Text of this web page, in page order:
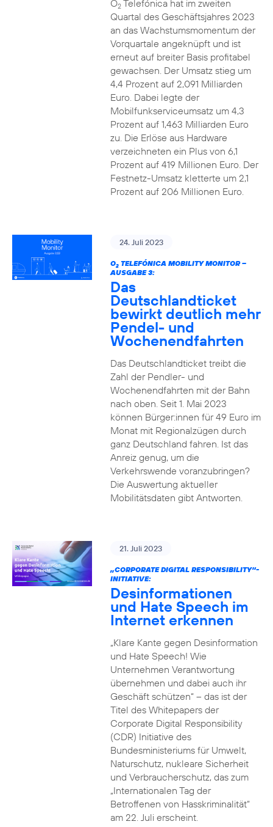
O2Telefónica hat im zweiten
Quartal des Geschäftsjahres 2023
an das Wachstumsmomentum der
Vorquartale angeknüpft und ist
erneut auf breiter Basis profitabel
gewachsen. Der Umsatz stieg um
4,4 Prozent auf 2,091 Milliarden
Euro. Dabei legte der
Mobilfunkserviceumsatz um 4,3
Prozent auf 1,463 Milliarden Euro
zu. Die Erlöse aus Hardware
verzeichneten ein Plus von 6,1
Prozent auf 419 Millionen Euro. Der
Festnetz-Umsatz kletterte um 2,1
Prozent auf 206 Millionen Euro.
24. Juli 2023
O2TELEFÓNICA MOBILITY MONITOR –
AUSGABE 3:
Das
Deutschlandticket
bewirkt deutlich mehr
Pendel- und
Wochenendfahrten
Das Deutschlandticket treibt die
Zahl der Pendler- und
Wochenendfahrten mit der Bahn
nach oben. Seit 1. Mai 2023
können Bürger:innen für 49 Euro im
Monat mit Regionalzügen durch
ganz Deutschland fahren. Ist das
Anreiz genug, um die
Verkehrswende voranzubringen?
Die Auswertung aktueller
Mobilitätsdaten gibt Antworten.
21. Juli 2023
„CORPORATE DIGITAL RESPONSIBILITY“-
INITIATIVE:
Desinformationen
und Hate Speech im
Internet erkennen
„Klare Kante gegen Desinformation
und Hate Speech! Wie
Unternehmen Verantwortung
übernehmen und dabei auch ihr
Geschäft schützen“ – das ist der
Titel des Whitepapers der
Corporate Digital Responsibility
(CDR) Initiative des
Bundesministeriums für Umwelt,
Naturschutz, nukleare Sicherheit
und Verbraucherschutz, das zum
„Internationalen Tag der
Betroffenen von Hasskriminalität“
am 22. Juli erscheint.